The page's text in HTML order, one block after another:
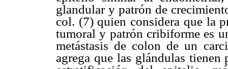
glandular y patrón de
col. (7) quien considera que la
tumoral y patrón cribiforme es
metástasis de colon de un
agrega que las glándulas tienen